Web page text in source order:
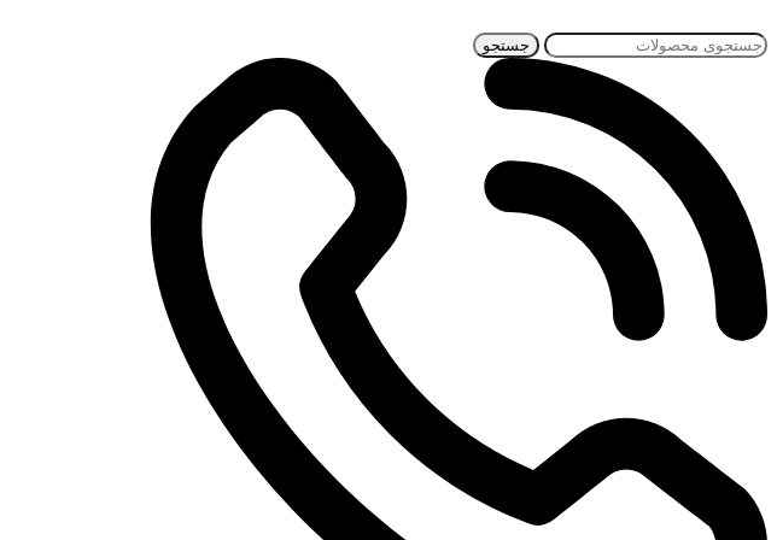
جستجو